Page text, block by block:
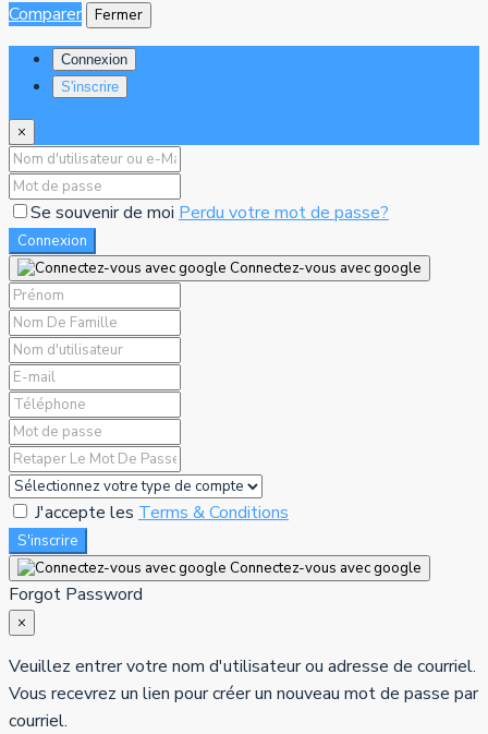
Comparer
Fermer
Connexion
S'inscrire
×
Se souvenir de moi Perdu votre mot de passe?
Connexion
Connectez-vous avec google
J'accepte les Terms & Conditions
S'inscrire
Connectez-vous avec google
Forgot Password
×
Veuillez entrer votre nom d'utilisateur ou adresse de courriel.
Vous recevrez un lien pour créer un nouveau mot de passe par
courriel.